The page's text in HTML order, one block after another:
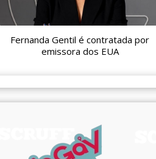
Fernanda Gentil é contratada por
emissora dos EUA